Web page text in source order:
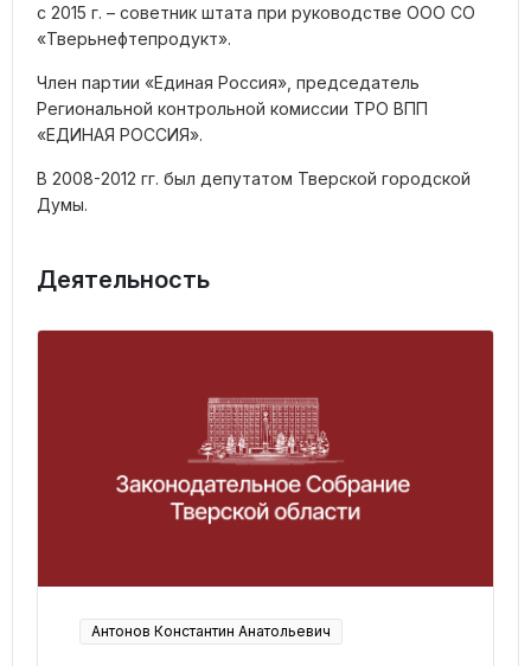
с 2015 г. – советник штата при руководстве ООО СО
«Тверьнефтепродукт».
Член партии «Единая Россия», председатель
Региональной контрольной комиссии ТРО ВПП
«ЕДИНАЯ РОССИЯ».
В 2008-2012 гг. был депутатом Тверской городской
Думы.
Деятельность
Антонов Константин Анатольевич